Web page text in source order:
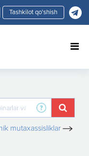
Tashkilot qo'shish
mutaxassisliklar